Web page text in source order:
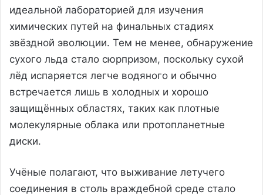
идеальной лабораторией для изучения
химических путей на финальных стадиях
звёздной эволюции. Тем не менее, обнаружение
сухого льда стало сюрпризом, поскольку сухой
лёд испаряется легче водяного и обычно
встречается лишь в холодных и хорошо
защищённых областях, таких как плотные
молекулярные облака или протопланетные
диски.
Учёные полагают, что выживание летучего
соединения в столь враждебной среде стало